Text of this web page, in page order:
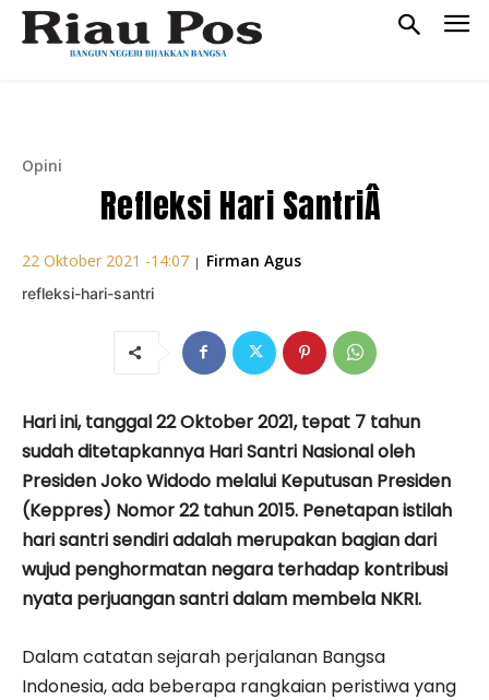
Opini
Refleksi Hari SantriÂ
22 Oktober 2021 -14:07 | Firman Agus
refleksi-hari-santri
Hari ini, tanggal 22 Oktober 2021, tepat 7 tahun
sudah ditetapkannya Hari Santri Nasional oleh
Presiden Joko Widodo melalui Keputusan Presiden
(Keppres) Nomor 22 tahun 2015. Penetapan istilah
hari santri sendiri adalah merupakan bagian dari
wujud penghormatan negara terhadap kontribusi
nyata perjuangan santri dalam membela NKRI.
Dalam catatan sejarah perjalanan Bangsa
Indonesia, ada beberapa rangkaian peristiwa yang